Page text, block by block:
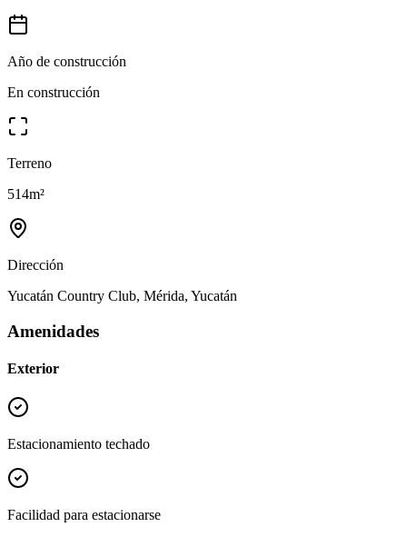
Año de construcción
En construcción
Terreno
514m²
Dirección
Yucatán Country Club, Mérida, Yucatán
Amenidades
Exterior
Estacionamiento techado
Facilidad para estacionarse